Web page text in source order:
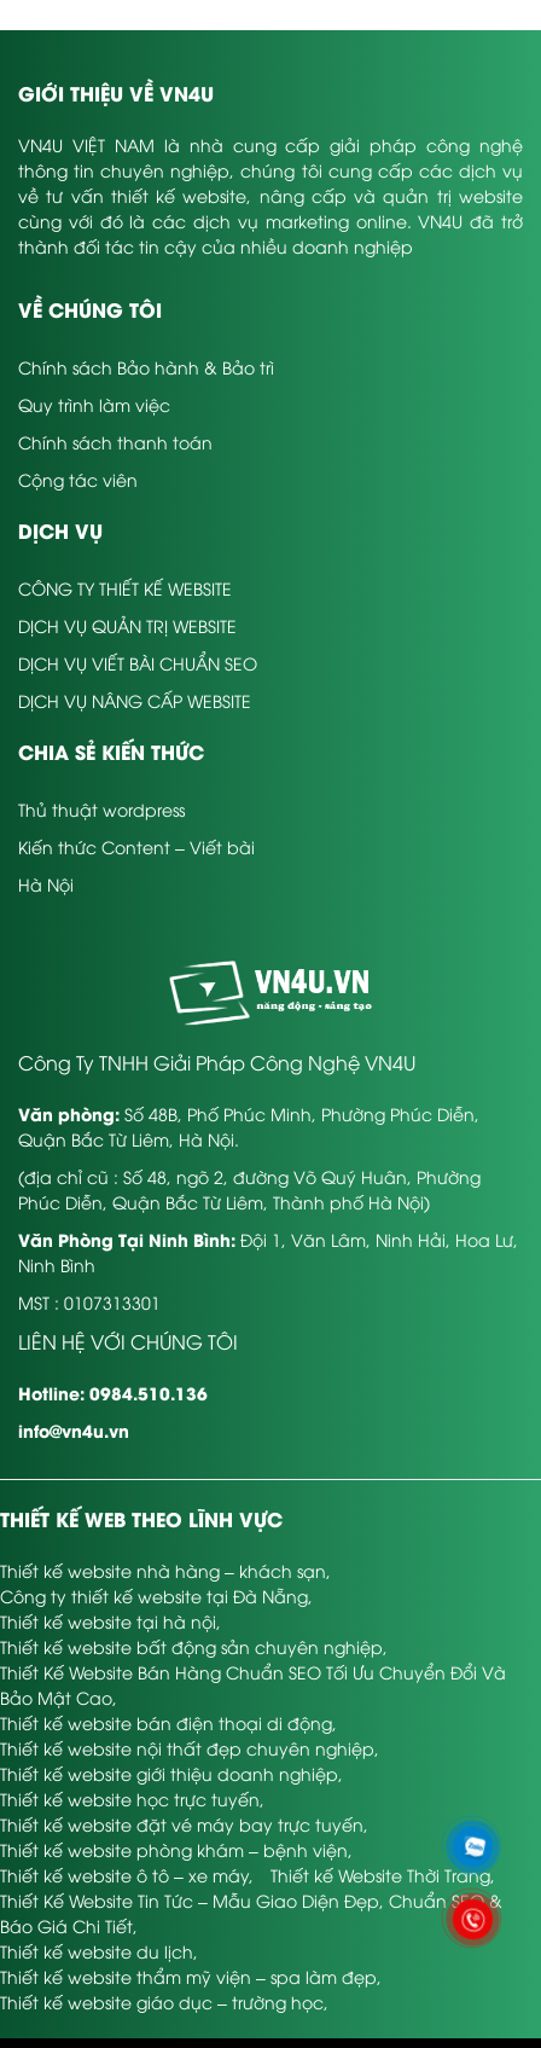
GIỚI THIỆU VỀ VN4U
VN4U VIỆT NAM là nhà cung cấp giải pháp công nghệ
thông tin chuyên nghiệp, chúng tôi cung cấp các dịch vụ
về tư vấn thiết kế website, nâng cấp và quản trị website
cùng với đó là các dịch vụ marketing online. VN4U đã trở
thành đối tác tin cậy của nhiều doanh nghiệp
VỀ CHÚNG TÔI
Chính sách Bảo hành & Bảo trì
Quy trình làm việc
Chính sách thanh toán
Cộng tác viên
DỊCH VỤ
CÔNG TY THIẾT KẾ WEBSITE
DỊCH VỤ QUẢN TRỊ WEBSITE
DỊCH VỤ VIẾT BÀI CHUẨN SEO
DỊCH VỤ NÂNG CẤP WEBSITE
CHIA SẺ KIẾN THỨC
Thủ thuật wordpress
Kiến thức Content – Viết bài
Hà Nội
Công Ty TNHH Giải Pháp Công Nghệ VN4U
Văn phòng: Số 48B, Phố Phúc Minh, Phường Phúc Diễn,
Quận Bắc Từ Liêm, Hà Nội.
(địa chỉ cũ : Số 48, ngõ 2, đường Võ Quý Huân, Phường
Phúc Diễn, Quận Bắc Từ Liêm, Thành phố Hà Nội)
Văn Phòng Tại Ninh Bình: Đội 1, Văn Lâm, Ninh Hải, Hoa Lư,
Ninh Bình
MST : 0107313301
LIÊN HỆ VỚI CHÚNG TÔI
Hotline: 0984.510.136
info@vn4u.vn
THIẾT KẾ WEB THEO LĨNH VỰC
Thiết kế website nhà hàng – khách sạn,
Công ty thiết kế website tại Đà Nẵng,
Thiết kế website tại hà nội,
Thiết kế website bất động sản chuyên nghiệp,
Thiết Kế Website Bán Hàng Chuẩn SEO Tối Ưu Chuyển Đổi Và
Bảo Mật Cao,
Thiết kế website bán điện thoại di động,
Thiết kế website nội thất đẹp chuyên nghiệp,
Thiết kế website giới thiệu doanh nghiệp,
Thiết kế website học trực tuyến,
Thiết kế website đặt vé máy bay trực tuyến,
Thiết kế website phòng khám – bệnh viện,
Thiết kế website ô tô – xe máy, Thiết kế Website Thời Trang,
Thiết Kế Website Tin Tức – Mẫu Giao Diện Đẹp, Chuẩn SEO &
Báo Giá Chi Tiết,
Thiết kế website du lịch,
Thiết kế website thẩm mỹ viện – spa làm đẹp,
Thiết kế website giáo dục – trường học,